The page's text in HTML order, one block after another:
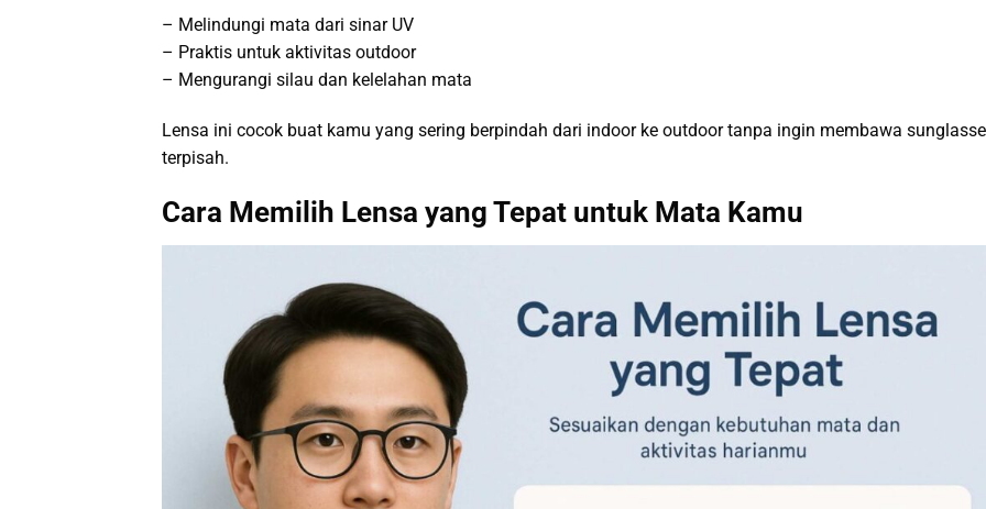
– Melindungi mata dari sinar UV
– Praktis untuk aktivitas outdoor
– Mengurangi silau dan kelelahan mata
Lensa ini cocok buat kamu yang sering berpindah dari indoor ke outdoor tanpa ingin membawa
terpisah.
Cara Memilih Lensa yang Tepat untuk Mata Kamu